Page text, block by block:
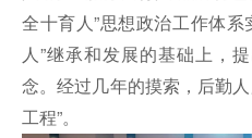
全十育人”思想政治工作体
人”继承和发展的基础上，
念。经过几年的摸索，后勤
工程”。